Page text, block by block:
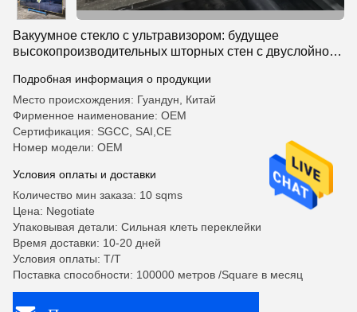
Вакуумное стекло с ультравизором: будущее
высокопроизводительных шторных стен с двуслойной
Подробная информация о продукции
Место происхождения: Гуандун, Китай
Фирменное наименование: OEM
Сертификация: SGCC, SAI,CE
Номер модели: OEM
Условия оплаты и доставки
Количество мин заказа: 10 sqms
Цена: Negotiate
Упаковывая детали: Сильная клеть переклейки
Время доставки: 10-20 дней
Условия оплаты: T/T
Поставка способности: 100000 метров /Square в месяц